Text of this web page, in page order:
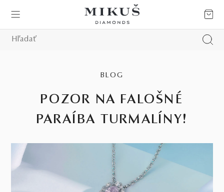
BLOG
POZOR NA FALOŠNÉ
PARAÍBA TURMALÍNY!